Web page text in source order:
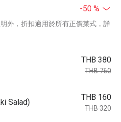
-50 %
外，折扣適用於所有正價菜式，詳
THB 380
THB 760
Salad)
THB 160
THB 320